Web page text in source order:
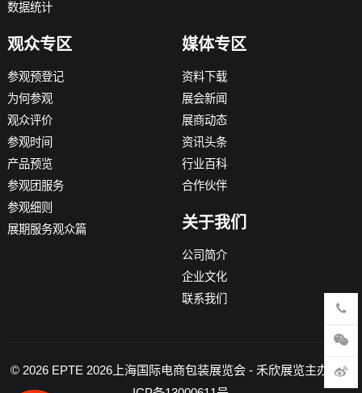
数据统计
观众专区
参观预登记
为何参观
观众评价
参观时间
产品预览
参观团服务
参观细则
展期服务观众篇
媒体专区
资料下载
展会新闻
展商动态
资讯头条
行业百科
合作伙伴
关于我们
公司简介
企业文化
联系我们
© 2026 EPTE 2026上海国际电商包装展览会- 禾欣展览主办 -沪